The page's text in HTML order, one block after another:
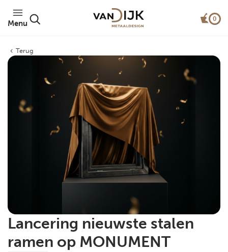
Menu
0
Lancering nieuwste stalen
ramen op MONUMENT
Terug